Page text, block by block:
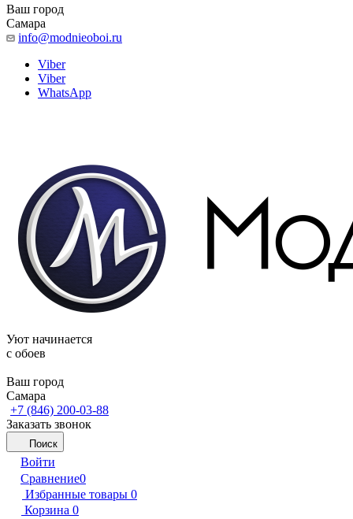
Ваш город
Самара
info@modnieoboi.ru
Viber
Viber
WhatsApp
Уют начинается
c обоев
Ваш город
Самара
+7 (846) 200-03-88
Заказать звонок
Поиск
Войти
Сравнение0
Избранные товары 0
Корзина 0